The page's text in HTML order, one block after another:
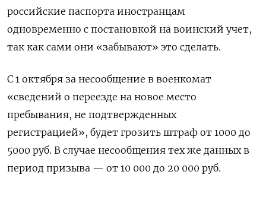
российские паспорта иностранцам
одновременно с постановкой на воинский учет,
так как сами они «забывают» это сделать.
С 1 октября за несообщение в военкомат
«сведений о переезде на новое место
пребывания, не подтвержденных
регистрацией», будет грозить штраф от 1000 до
5000 руб. В случае несообщения тех же данных в
период призыва — от 10 000 до 20 000 руб.